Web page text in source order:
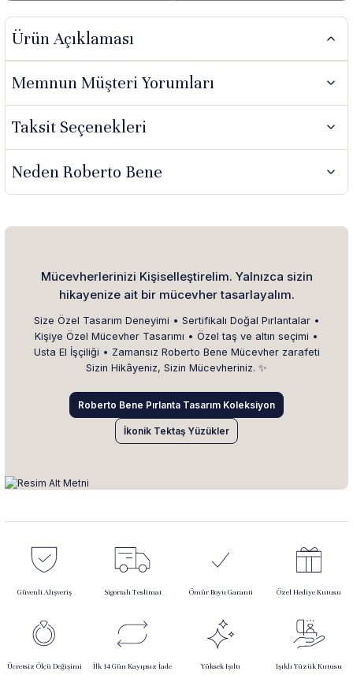
Ürün Açıklaması
Memnun Müşteri Yorumları
Taksit Seçenekleri
Neden Roberto Bene
Mücevherlerinizi Kişiselleştirelim. Yalnızca sizin
hikayenize ait bir mücevher tasarlayalım.
Size Özel Tasarım Deneyimi • Sertifikalı Doğal Pırlantalar •
Kişiye Özel Mücevher Tasarımı • Özel taş ve altın seçimi •
Usta El İşçiliği • Zamansız Roberto Bene Mücevher zarafeti
Sizin Hikâyeniz, Sizin Mücevheriniz. ✨
Roberto Bene Pırlanta Tasarım Koleksiyon
İkonik Tektaş Yüzükler
Güvenli Alışveriş Sigortalı Teslimat Ömür Boyu Garanti Özel Hediye Kutusu
Ücretsiz Ölçü Değişimi İlk 14 Gün Kayıpsız İade Yüksek Işıltı Işıklı Yüzük Kutusu